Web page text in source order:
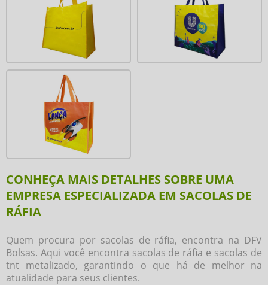
CONHEÇA MAIS DETALHES SOBRE UMA
EMPRESA ESPECIALIZADA EM SACOLAS DE
RÁFIA
Quem procura por sacolas de ráfia, encontra na DFV
Bolsas. Aqui você encontra sacolas de ráfia e sacolas de
tnt metalizado, garantindo o que há de melhor na
atualidade para seus clientes.